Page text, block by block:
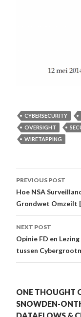
CYBERSECURITY
OVERSIGHT
WIRETAPPING
Post
navigation
PREVIOUS POST
Hoe NSA
Grondwet Omzeilt
NEXT POST
Opinie FD en
tussen
ONE THOUGHT
SNOWDEN-